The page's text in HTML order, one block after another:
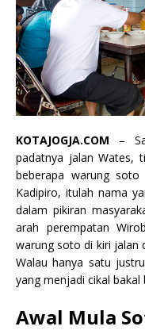
KOTAJOGJA.COM –
padatnya jalan Wates,
beberapa warung
Kadipiro, itulah nama
dalam pikiran
arah perempatan
warung soto di kiri jalan
Walau hanya satu
yang menjadi cikal
Awal Mula